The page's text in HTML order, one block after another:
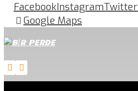
FacebookInstagramTwitter
Google Maps